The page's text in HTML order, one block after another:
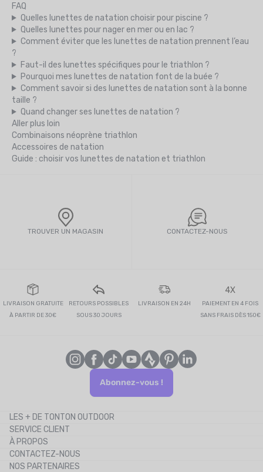
FAQ
Quelles lunettes de natation choisir pour piscine ?
Quelles lunettes pour nager en mer ou en lac ?
Comment éviter que les lunettes de natation prennent l’eau
?
Faut-il des lunettes spécifiques pour le triathlon ?
Pourquoi mes lunettes de natation font de la buée ?
Comment savoir si des lunettes de natation sont à la bonne
taille ?
Quand changer ses lunettes de natation ?
Aller plus loin
Combinaisons néoprène triathlon
Accessoires de natation
Guide : choisir vos lunettes de natation et triathlon
TROUVER UN MAGASIN CONTACTEZ-NOUS
LIVRAISON GRATUITE
À PARTIR DE 30€
RETOURS POSSIBLES
SOUS 30 JOURS
LIVRAISON EN 24H
4X
PAIEMENT EN 4 FOIS
SANS FRAIS DÈS 150€
Abonnez-vous !
LES + DE TONTON OUTDOOR
Le blog
Le cashback
Les codes promos
SERVICE CLIENT
À PROPOS
CONTACTEZ-NOUS
NOS PARTENAIRES